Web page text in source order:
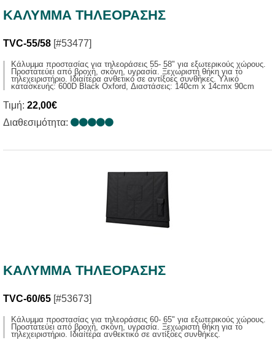
ΚΑΛΥΜΜΑ ΤΗΛΕΟΡΑΣΗΣ
TVC-55/58 [#53477]
Kάλυμμα προστασίας για τηλεοράσεις 55- 58" για εξωτερικούς χώρους.
Προστατεύει από βροχή, σκόνη, υγρασία. Ξεχωριστή θήκη για το
τηλεχειριστήριο. Ιδιαίτερα ανθετικό σε αντίξοες συνθήκες. Υλικό
κατασκευής: 600D Black Oxford, Διαστάσεις: 140cm x 14cmx 90cm
Τιμή: 22,00€
Διαθεσιμότητα:
ΚΑΛΥΜΜΑ ΤΗΛΕΟΡΑΣΗΣ
TVC-60/65 [#53673]
Kάλυμμα προστασίας για τηλεοράσεις 60- 65" για εξωτερικούς χώρους.
Προστατεύει από βροχή, σκόνη, υγρασία. Ξεχωριστή θήκη για το
τηλεχειριστήριο. Ιδιαίτερα ανθεκτικό σε αντίξοες συνθήκες.